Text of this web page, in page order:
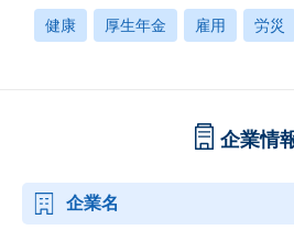
健康 厚生年金 雇用 労災
企業情
企業名